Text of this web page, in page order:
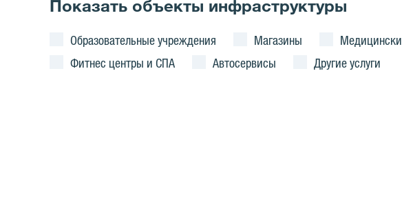
Показать объекты инфраструктуры
Образовательные учреждения Магазины
Фитнес центры и СПА
Автосервисы Другие услуги